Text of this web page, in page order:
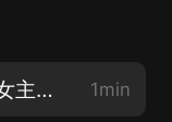
風流小農民，太香了！極品多女主，金手指爽文，戴耳機上車！ 1min